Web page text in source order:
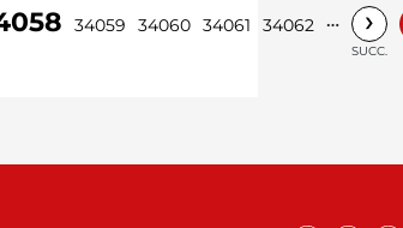
34059 34060 34061 34062 … ›
SUCC.